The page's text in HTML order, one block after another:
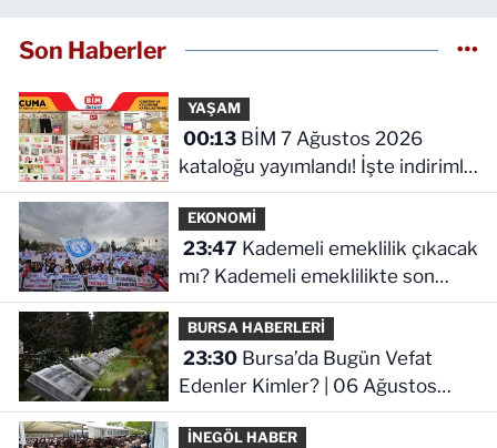
Son Haberler
YAŞAM
00:13BİM 7 Ağustos 2026
kataloğu yayımlandı! İşte indirimli
ürünler ve fiyatları
EKONOMİ
23:47
mı? Kademeli emeklilikte son
durum ne!
BURSA HABERLERİ
23:30Bursa’da Bugün Vefat
Edenler Kimler? | 06 Ağustos
2026 Perşembe
İNEGÖL HABER